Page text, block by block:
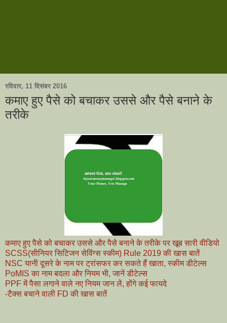
रविवार, 11 दिसंबर 2016
कमाए हुए पैसे को बचाकर उससे और पैसे बनाने के
तरीके
कमाए हुए पैसे को बचाकर उससे और पैसे बनाने के तरीके पर खूब सारी वीडियो
SCSS(सीनियर सिटिजन सेविंग्स स्कीम) Rule 2019 की खास बातें
NSC यानी दूसरे के नाम पर ट्रांसफर कर सकते हैं खाता, स्कीम डीटेल्स
PoMIS का नाम बदला और नियम भी, जानें डीटेल्स
PPF में पैसा लगाने वाले नए नियम जान लें, होंगे कई फायदे
-टैक्स बचाने वाली FD की खास बातें